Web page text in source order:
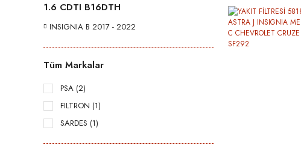
1.6 CDTI B16DTH
INSIGNIA B 2017 - 2022
Tüm Markalar
PSA (2)
FILTRON (1)
SARDES (1)